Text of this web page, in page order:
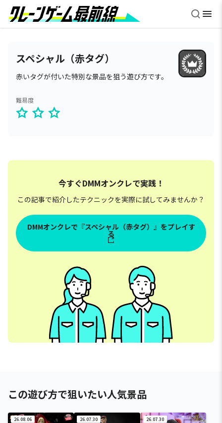
スペシャル（赤タグ）
赤いタグが付いた特別な景品を狙う遊び方です。
難易度
今すぐDMMオンクレで実践！
この記事で紹介したテクニックを実際に試してみませんか？
DMMオンクレで『スペシャル（赤タグ）』をプレイす
る
この遊び方で狙いたい人気景品
26.08.06 26.07.30 26.07.30